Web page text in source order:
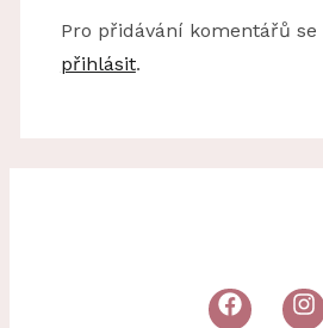
Pro přidávání komentářů
přihlásit.